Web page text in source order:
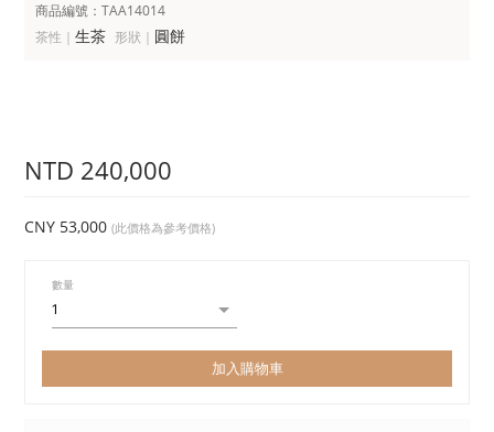
商品編號：TAA14014
茶性｜生茶 形狀｜ 圓餅
NTD 240,000
CNY 53,000(此價格為參考價格)
數量
加入購物車